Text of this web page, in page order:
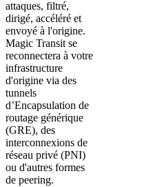
attaques, filtré,
dirigé, accéléré et
envoyé à l'origine.
Magic Transit se
reconnectera à votre
infrastructure
d'origine via des
tunnels
d’Encapsulation de
routage générique
(GRE), des
interconnexions de
réseau privé (PNI)
ou d'autres formes
de peering.